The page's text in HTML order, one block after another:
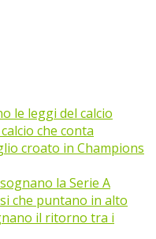
le leggi del calcio
che conta
croato in Champions
la Serie A
che puntano in alto
il ritorno tra i